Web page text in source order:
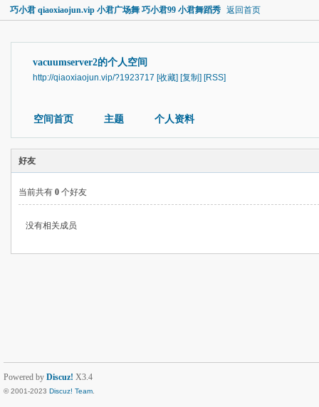
巧小君 qiaoxiaojun.vip 小君广场舞 巧小君99 小君舞蹈秀 返回首页
vacuumserver2的个人空间
http://qiaoxiaojun.vip/?1923717 [收藏] [复制] [RSS]
空间首页 主题 个人资料
好友
当前共有 0 个好友
没有相关成员
Powered by Discuz! X3.4
© 2001-2023 Discuz! Team